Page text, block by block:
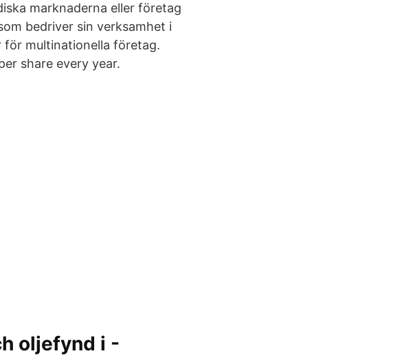
marknaderna eller företag
bedriver sin verksamhet i
för multinationella företag.
share every year.
oljefynd i -